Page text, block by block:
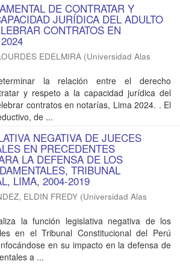
DE CONTRATAR Y
JURÍDICA DEL ADULTO
CONTRATOS EN
EDELMIRA (Universidad Alas
la relación entre el derecho
y respeto a la capacidad jurídica del
contratos en notarías, Lima 2024. . El
de ...
NEGATIVA DE JUECES
EN PRECEDENTES
LA DEFENSA DE LOS
TRIBUNAL
LIMA, 2004-2019
ELDIN FREDY (Universidad Alas
la función legislativa negativa de los
en el Tribunal Constitucional del Perú
en su impacto en la defensa de
a ...